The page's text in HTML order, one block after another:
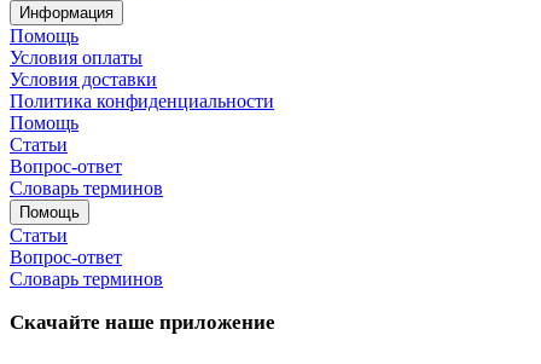
Информация
Помощь
Условия оплаты
Условия доставки
Политика конфиденциальности
Помощь
Статьи
Вопрос-ответ
Словарь терминов
Помощь
Статьи
Вопрос-ответ
Словарь терминов
Скачайте наше приложение